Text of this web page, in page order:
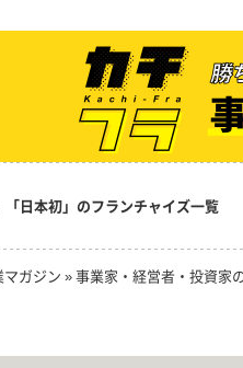
「日本初」のフランチャイズ一覧
ガジン »事業家・経営者・投資家